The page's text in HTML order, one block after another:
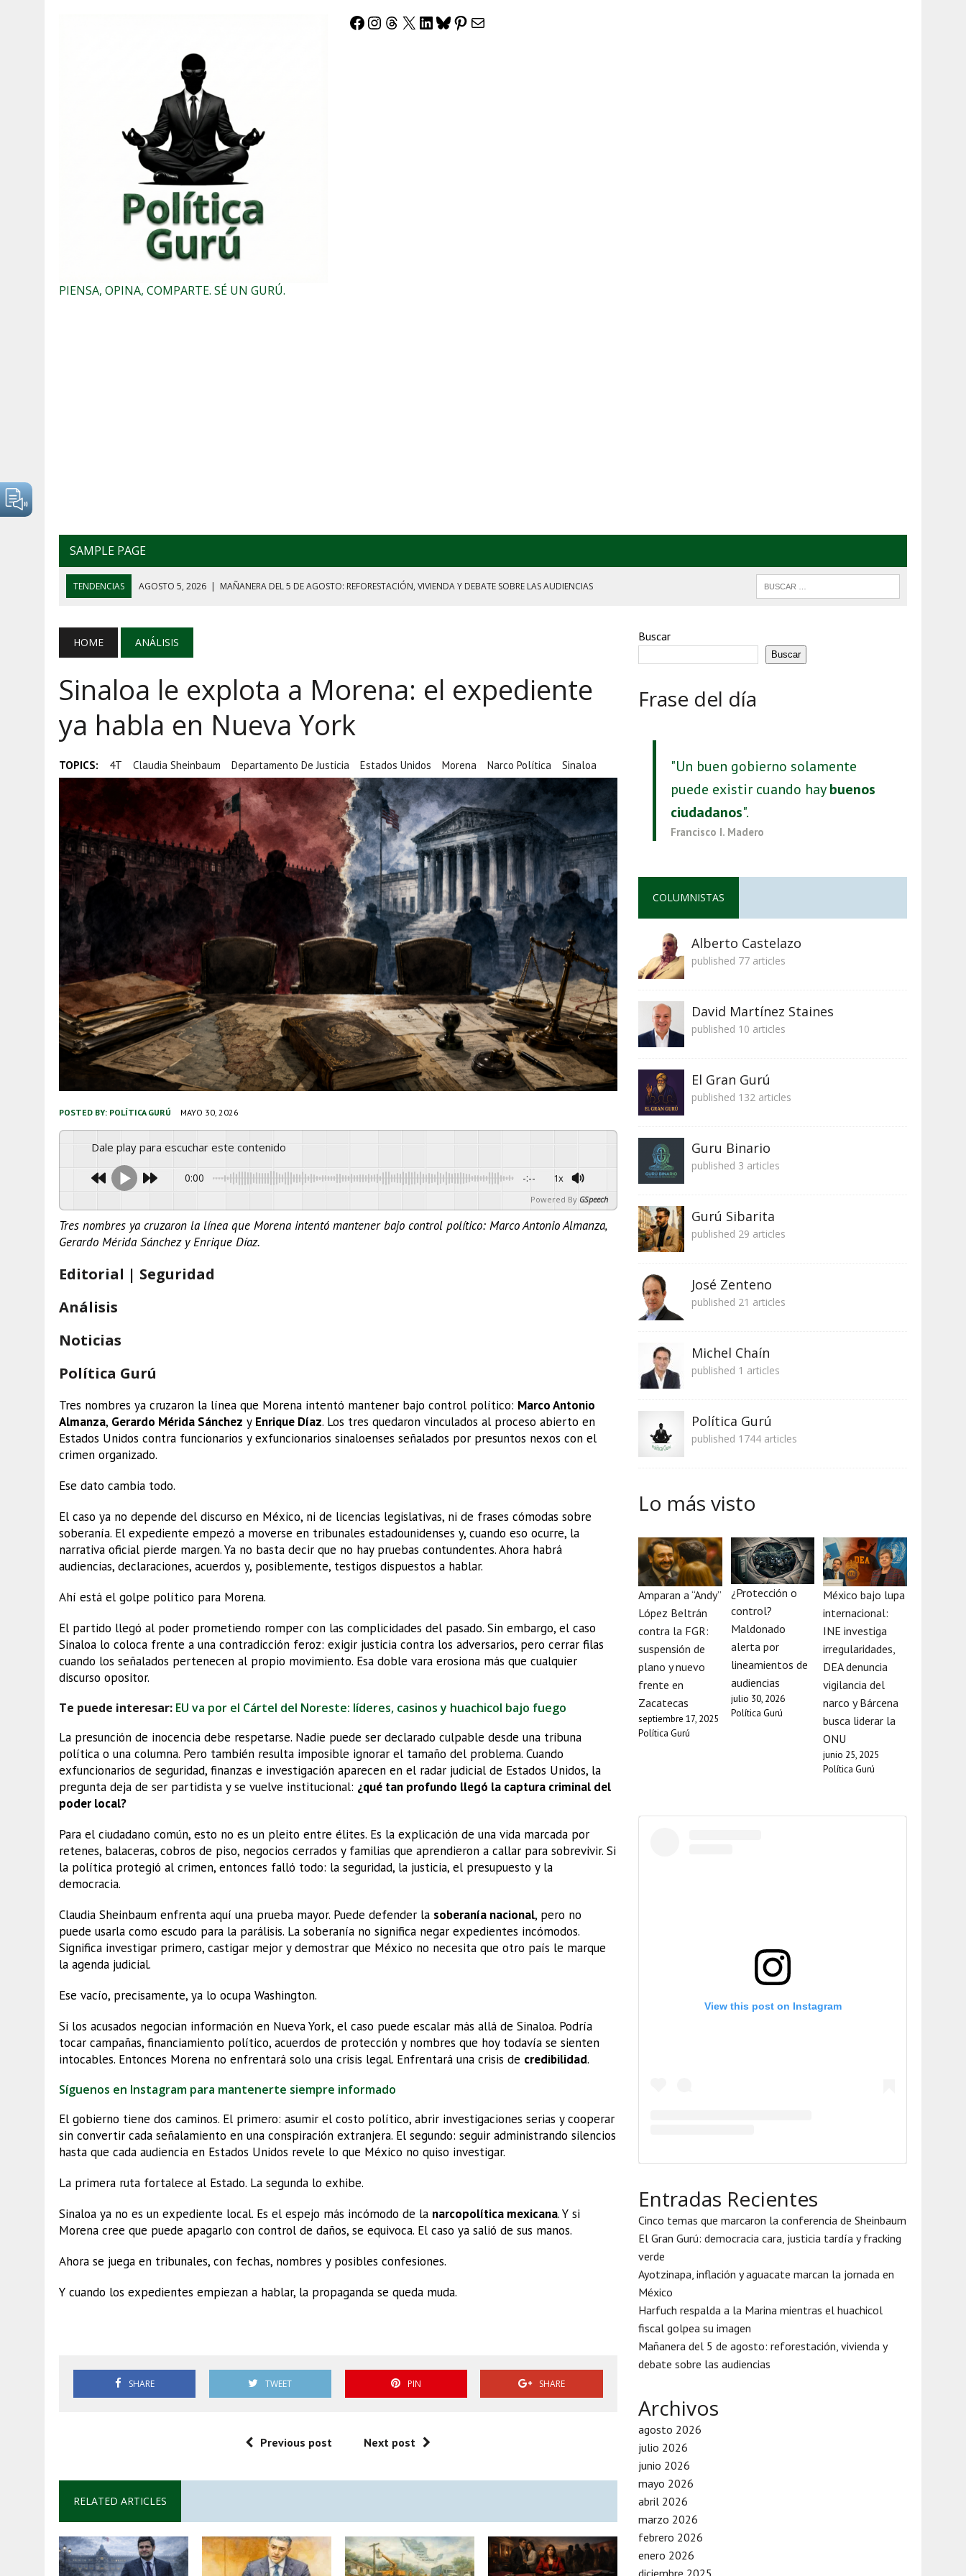
PIENSA, OPINA, COMPARTE. SÉ UN GURÚ.
Facebook
Instagram
Threads
X LinkedIn
Bluesky
Pinterest
Correo electrónico
SAMPLE PAGE
TENDENCIAS AGOSTO 5, 2026 | EL GRAN GURÚ: BECAS CON REMITENTE, HUACHICOL INDUSTRIAL Y UNA LEY BAJO CERO
AGOSTO 7, 2026 | AYOTZINAPA, INFLACIÓN Y AGUACATE MARCAN LA JORNADA EN MÉXICO
AGOSTO 5, 2026
HARFUCH RESPALDA A LA MARINA MIENTRAS EL HUACHICOL FISCAL GOLPEA SU IMAGEN
MAÑANERA DEL 5 DE AGOSTO: REFORESTACIÓN, VIVIENDA Y DEBATE SOBRE LAS AUDIENCIAS
HOME ANÁLISIS
Sinaloa le explota a Morena: el expediente
ya habla en Nueva York
TOPICS: 4T Claudia Sheinbaum Departamento De Justicia Estados Unidos Morena Narco Política Sinaloa
POSTED BY: POLÍTICA GURÚ MAYO 30, 2026
Dale play para escuchar este contenido
0:00 -:-- 1x
Powered By GSpeech
Tres nombres ya cruzaron la línea que Morena intentó mantener bajo control político: Marco Antonio Almanza,
Gerardo Mérida Sánchez y Enrique Díaz.
Editorial | Seguridad
Análisis
Noticias
Política Gurú
Tres nombres ya cruzaron la línea que Morena intentó mantener bajo control político: Marco Antonio
Almanza, Gerardo Mérida Sánchez y Enrique Díaz. Los tres quedaron vinculados al proceso abierto en
Estados Unidos contra funcionarios y exfuncionarios sinaloenses señalados por presuntos nexos con el
crimen organizado.
Ese dato cambia todo.
El caso ya no depende del discurso en México, ni de licencias legislativas, ni de frases cómodas sobre
soberanía. El expediente empezó a moverse en tribunales estadounidenses y, cuando eso ocurre, la
narrativa oficial pierde margen. Ya no basta decir que no hay pruebas contundentes. Ahora habrá
audiencias, declaraciones, acuerdos y, posiblemente, testigos dispuestos a hablar.
Ahí está el golpe político para Morena.
El partido llegó al poder prometiendo romper con las complicidades del pasado. Sin embargo, el caso
Sinaloa lo coloca frente a una contradicción feroz: exigir justicia contra los adversarios, pero cerrar filas
cuando los señalados pertenecen al propio movimiento. Esa doble vara erosiona más que cualquier
discurso opositor.
Te puede interesar: EU va por el Cártel del Noreste: líderes, casinos y huachicol bajo fuego
La presunción de inocencia debe respetarse. Nadie puede ser declarado culpable desde una tribuna
política o una columna. Pero también resulta imposible ignorar el tamaño del problema. Cuando
exfuncionarios de seguridad, finanzas e investigación aparecen en el radar judicial de Estados Unidos, la
pregunta deja de ser partidista y se vuelve institucional: ¿qué tan profundo llegó la captura criminal del
poder local?
Para el ciudadano común, esto no es un pleito entre élites. Es la explicación de una vida marcada por
retenes, balaceras, cobros de piso, negocios cerrados y familias que aprendieron a callar para sobrevivir. Si
la política protegió al crimen, entonces falló todo: la seguridad, la justicia, el presupuesto y la
democracia.
Claudia Sheinbaum enfrenta aquí una prueba mayor. Puede defender la soberanía nacional, pero no
puede usarla como escudo para la parálisis. La soberanía no significa negar expedientes incómodos.
Significa investigar primero, castigar mejor y demostrar que México no necesita que otro país le marque
la agenda judicial.
Ese vacío, precisamente, ya lo ocupa Washington.
Si los acusados negocian información en Nueva York, el caso puede escalar más allá de Sinaloa. Podría
tocar campañas, financiamiento político, acuerdos de protección y nombres que hoy todavía se sienten
intocables. Entonces Morena no enfrentará solo una crisis legal. Enfrentará una crisis de credibilidad.
Síguenos en Instagram para mantenerte siempre informado
El gobierno tiene dos caminos. El primero: asumir el costo político, abrir investigaciones serias y cooperar
sin convertir cada señalamiento en una conspiración extranjera. El segundo: seguir administrando silencios
hasta que cada audiencia en Estados Unidos revele lo que México no quiso investigar.
La primera ruta fortalece al Estado. La segunda lo exhibe.
Sinaloa ya no es un expediente local. Es el espejo más incómodo de la narcopolítica mexicana. Y si
Morena cree que puede apagarlo con control de daños, se equivoca. El caso ya salió de sus manos.
Ahora se juega en tribunales, con fechas, nombres y posibles confesiones.
Y cuando los expedientes empiezan a hablar, la propaganda se queda muda.
SHARE TWEET PIN SHARE
Previous post Next post
RELATED ARTICLES
Buscar
Buscar
Frase del día
"Un buen gobierno solamente
puede existir cuando haybuenos
ciudadanos".
Francisco I. Madero
COLUMNISTAS
Alberto Castelazo
published 77 articles
David Martínez Staines
published 10 articles
El Gran Gurú
published 132 articles
Guru Binario
published 3 articles
Gurú Sibarita
published 29 articles
José Zenteno
published 21 articles
Michel Chaín
published 1 articles
Política Gurú
published 1744 articles
Lo más visto
Amparan a “Andy”
López Beltrán
contra la FGR:
suspensión de
plano y nuevo
frente en
Zacatecas
septiembre 17, 2025
Política Gurú
¿Protección o
control?
Maldonado
alerta por
lineamientos de
audiencias
julio 30, 2026
Política Gurú
México bajo lupa
internacional:
INE investiga
irregularidades,
DEA denuncia
vigilancia del
narco y Bárcena
busca liderar la
ONU
junio 25, 2025
Política Gurú
View this post on Instagram
Entradas Recientes
Cinco temas que marcaron la conferencia de Sheinbaum
El Gran Gurú: democracia cara, justicia tardía y fracking
verde
Ayotzinapa, inflación y aguacate marcan la jornada en
México
Harfuch respalda a la Marina mientras el huachicol
fiscal golpea su imagen
Mañanera del 5 de agosto: reforestación, vivienda y
debate sobre las audiencias
Archivos
agosto 2026
julio 2026
junio 2026
mayo 2026
abril 2026
marzo 2026
febrero 2026
enero 2026
diciembre 2025